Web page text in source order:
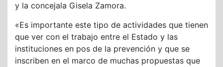
y la concejala Gisela Zamora.
«Es importante este tipo de actividades que tienen
que ver con el trabajo entre el Estado y las
instituciones en pos de la prevención y que se
inscriben en el marco de muchas propuestas que